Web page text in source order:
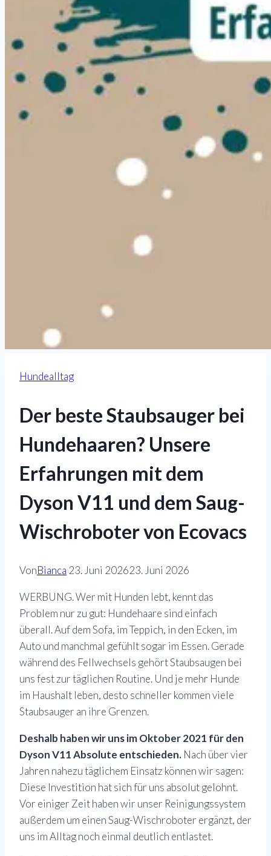
Hundealltag
Der beste Staubsauger bei
Hundehaaren? Unsere
Erfahrungen mit dem
Dyson V11 und dem Saug-
Wischroboter von Ecovacs
VonBianca 23. Juni 202623. Juni 2026
WERBUNG. Wer mit Hunden lebt, kennt das
Problem nur zu gut: Hundehaare sind einfach
überall. Auf dem Sofa, im Teppich, in den Ecken, im
Auto und manchmal gefühlt sogar im Essen. Gerade
während des Fellwechsels gehört Staubsaugen bei
uns fest zur täglichen Routine. Und je mehr Hunde
im Haushalt leben, desto schneller kommen viele
Staubsauger an ihre Grenzen.
Deshalb haben wir uns im Oktober 2021 für den
Dyson V11 Absolute entschieden. Nach über vier
Jahren nahezu täglichem Einsatz können wir sagen:
Diese Investition hat sich für uns absolut gelohnt.
Vor einiger Zeit haben wir unser Reinigungssystem
außerdem um einen Saug-Wischroboter ergänzt, der
uns im Alltag noch einmal deutlich entlastet.